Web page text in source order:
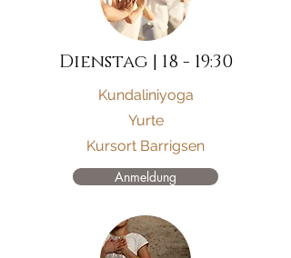
Dienstag | 18 - 19:30
Kundaliniyoga
Yurte​
Kursort Barrigsen
Anmeldung